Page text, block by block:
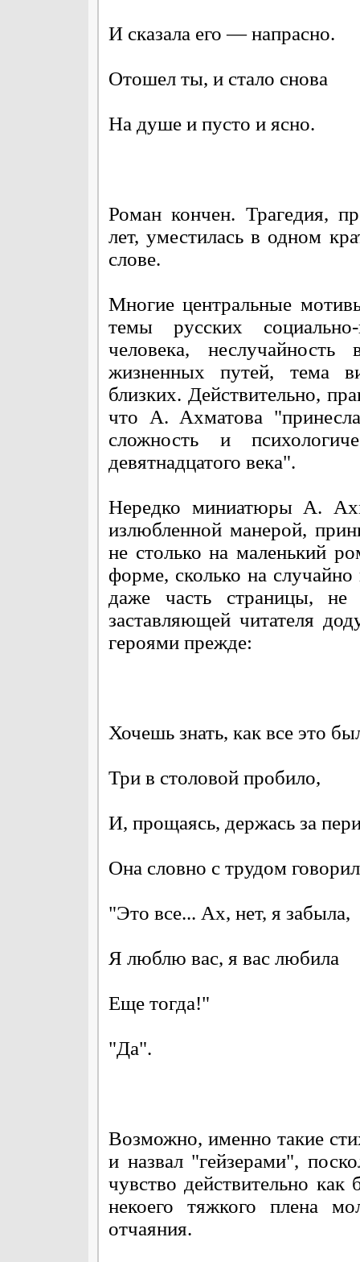
И сказала его — напрасно.
Отошел ты, и стало снова
На душе и пусто и ясно.
Роман кончен. Трагедия,
лет, уместилась в одном
слове.
Многие центральные
темы русских
человека,
жизненных путей, тема
близких. Действительно,
что А. Ахматова
сложность и
девятнадцатого века".
Нередко миниатюры А.
излюбленной манерой,
не столько на маленький
форме, сколько на
даже часть страницы,
заставляющей читателя
героями прежде:
Хочешь знать, как все это
Три в столовой пробило,
И, прощаясь, держась за
Она словно с трудом
"Это все... Ах, нет, я забыла,
Я люблю вас, я вас любила
Еще тогда!"
"Да".
Возможно, именно такие
и назвал "гейзерами",
чувство действительно
некоего тяжкого плена
отчаяния.